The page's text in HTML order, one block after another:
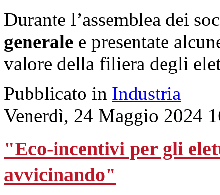
Durante l’assemblea dei
generale e presentate
valore della filiera degli
Pubblicato in Industria
Venerdì, 24 Maggio 2024
"Eco-incentivi per gli
avvicinando"